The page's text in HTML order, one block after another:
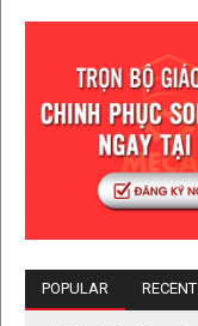
POPULAR RECENT